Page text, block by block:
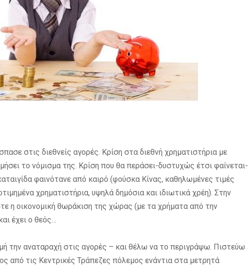
στις διεθνείς αγορές. Κρίση στα διεθνή χρηματιστήρια με
το νόμισμα της. Κρίση που θα περάσει-δυστυχώς έτσι φαίνεται-
φαινότανε από καιρό (φούσκα Κίνας, καθηλωμένες τιμές
χρηματιστήρια, υψηλά δημόσια και ιδιωτικά χρέη). Στην
η οικονομική θωράκιση της χώρας (με τα χρήματα από την
έχει ο θεός…
την αναταραχή στις αγορές – και θέλω να το περιγράψω. Πιστεύω
από τις Κεντρικές Τράπεζες πόλεμος ενάντια στα μετρητά